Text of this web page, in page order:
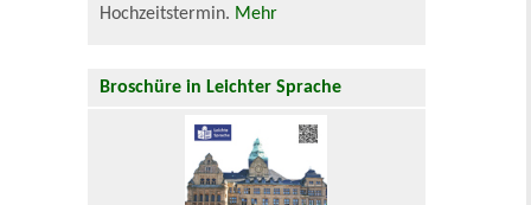
Hochzeitstermin. Mehr
Broschüre in Leichter Sprache